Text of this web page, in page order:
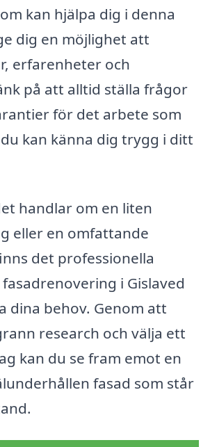
kan hjälpa dig i denna
dig en möjlighet att
erfarenheter och
på att alltid ställa frågor
för det arbete som
kan känna dig trygg i ditt
handlar om en liten
eller en omfattande
det professionella
i Gislaved
dina behov. Genom att
research och välja ett
kan du se fram emot en
fasad som står